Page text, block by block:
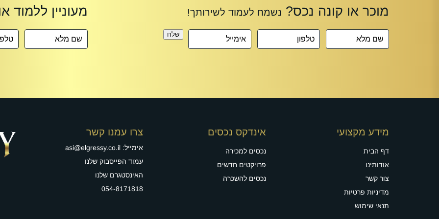
שלח
מידע מקצועי
דף הבית
אודותינו
צור קשר
מדיניות פרטיות
תנאי שימוש
אינדקס נכסים
נכסים למכירה
פרויקטים חדשים
נכסים להשכרה
צרו עמנו קשר
אימייל: asi@elgressy.co.il
עמוד הפייסבוק שלנו
האינסטגרם שלנו
054-8171818